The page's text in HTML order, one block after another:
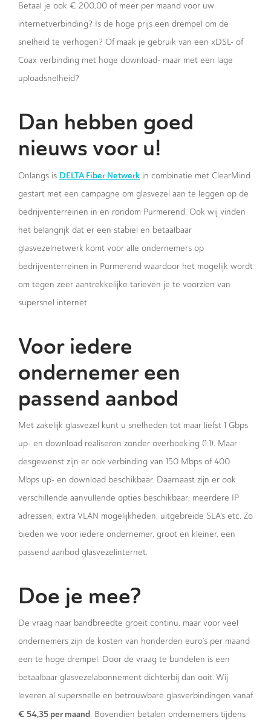
Betaal je ook € 200,00 of meer per maand voor uw
internetverbinding? Is de hoge prijs een drempel om de
snelheid te verhogen? Of maak je gebruik van een xDSL- of
Coax verbinding met hoge download- maar met een lage
uploadsnelheid?
Dan hebben goed
nieuws voor u!
Onlangs is DELTA Fiber Netwerk in combinatie met ClearMind
gestart met een campagne om glasvezel aan te leggen op de
bedrijventerreinen in en rondom Purmerend. Ook wij vinden
het belangrijk dat er een stabiel en betaalbaar
glasvezelnetwerk komt voor alle ondernemers op
bedrijventerreinen in Purmerend waardoor het mogelijk wordt
om tegen zeer aantrekkelijke tarieven je te voorzien van
supersnel internet.
Voor iedere
ondernemer een
passend aanbod
Met zakelijk glasvezel kunt u snelheden tot maar liefst 1 Gbps
up- en download realiseren zonder overboeking (1:1). Maar
desgewenst zijn er ook verbinding van 150 Mbps of 400
Mbps up- en download beschikbaar. Daarnaast zijn er ook
verschillende aanvullende opties beschikbaar; meerdere IP
adressen, extra VLAN mogelijkheden, uitgebreide SLA’s etc. Zo
bieden we voor iedere ondernemer, groot en kleiner, een
passend aanbod glasvezelinternet.
Doe je mee?
De vraag naar bandbreedte groeit continu, maar voor veel
ondernemers zijn de kosten van honderden euro’s per maand
een te hoge drempel. Door de vraag te bundelen is een
betaalbaar glasvezelabonnement dichterbij dan ooit. Wij
leveren al supersnelle en betrouwbare glasverbindingen vanaf
€ 54,35 per maand. Bovendien betalen ondernemers tijdens